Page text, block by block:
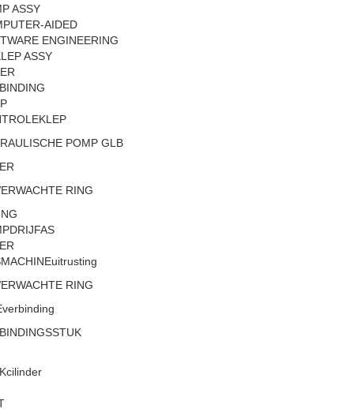
ASSY
AIDED
ENGINEERING
ASSY
POMP GLB
RING
RING